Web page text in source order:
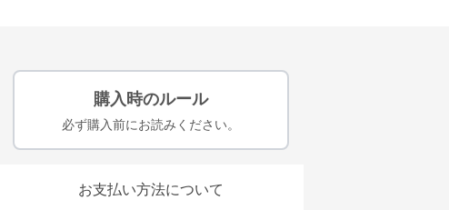
購入時のルール
必ず購入前にお読みください。
お支払い方法について